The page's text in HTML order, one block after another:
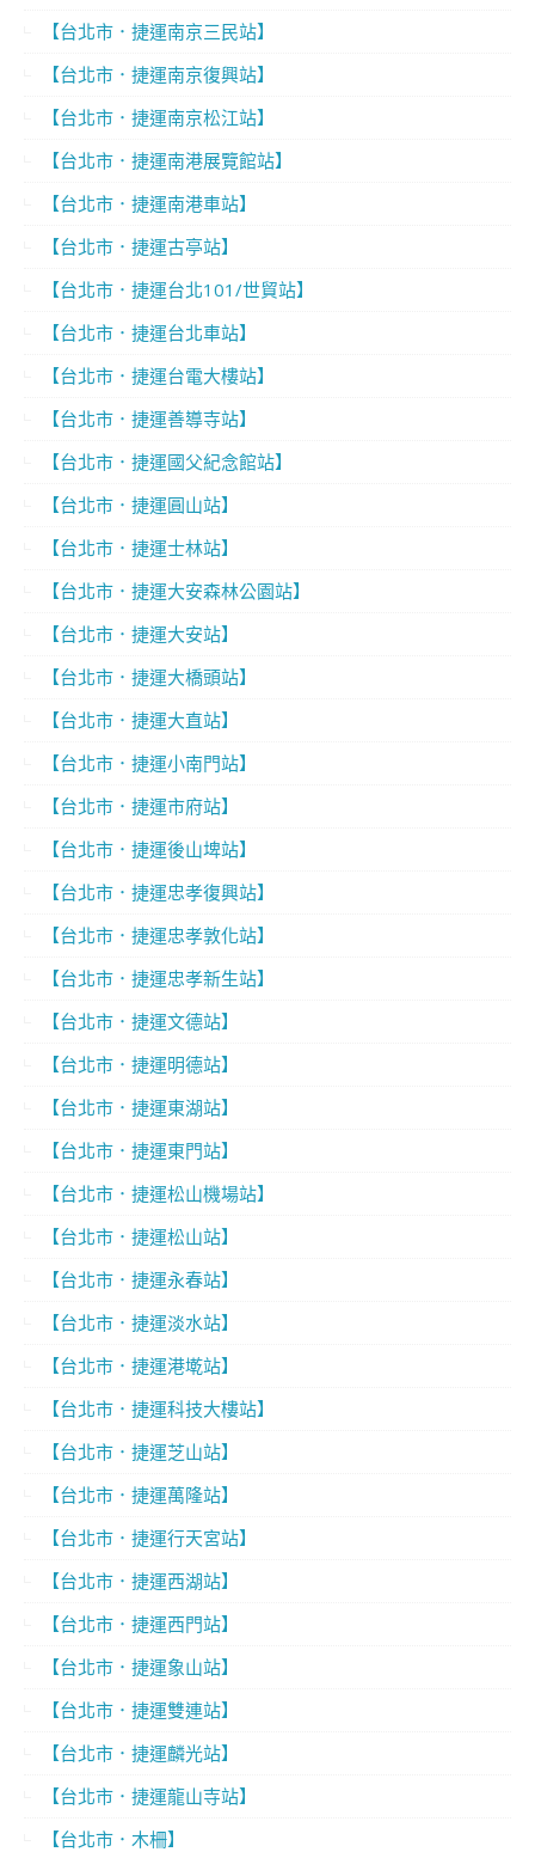
【台北市．捷運南京三民站】
【台北市．捷運南京復興站】
【台北市．捷運南京松江站】
【台北市．捷運南港展覽館站】
【台北市．捷運南港車站】
【台北市．捷運古亭站】
【台北市．捷運台北101/世貿站】
【台北市．捷運台北車站】
【台北市．捷運台電大樓站】
【台北市．捷運善導寺站】
【台北市．捷運國父紀念館站】
【台北市．捷運圓山站】
【台北市．捷運士林站】
【台北市．捷運大安森林公園站】
【台北市．捷運大安站】
【台北市．捷運大橋頭站】
【台北市．捷運大直站】
【台北市．捷運小南門站】
【台北市．捷運市府站】
【台北市．捷運後山埤站】
【台北市．捷運忠孝復興站】
【台北市．捷運忠孝敦化站】
【台北市．捷運忠孝新生站】
【台北市．捷運文德站】
【台北市．捷運明德站】
【台北市．捷運東湖站】
【台北市．捷運東門站】
【台北市．捷運松山機場站】
【台北市．捷運松山站】
【台北市．捷運永春站】
【台北市．捷運淡水站】
【台北市．捷運港墘站】
【台北市．捷運科技大樓站】
【台北市．捷運芝山站】
【台北市．捷運萬隆站】
【台北市．捷運行天宮站】
【台北市．捷運西湖站】
【台北市．捷運西門站】
【台北市．捷運象山站】
【台北市．捷運雙連站】
【台北市．捷運麟光站】
【台北市．捷運龍山寺站】
【台北市．木柵】